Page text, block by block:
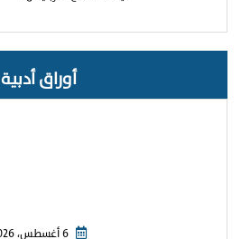
أوراق أدبية